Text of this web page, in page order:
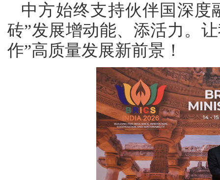
中方始终支持伙伴国深度
砖”发展增动能、添活力。
作”高质量发展新前景！